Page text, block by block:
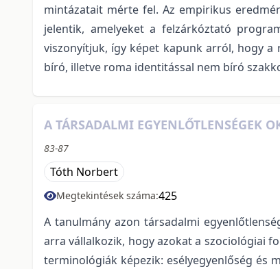
mintázatait mérte fel. Az empirikus
jelentik, amelyeket a felzárkóztató
viszonyítjuk, így képet kapunk arról, hogy
bíró, illetve roma identitással nem bíró
A TÁRSADALMI EGYENLŐTLENSÉGEK
83-87
Tóth Norbert
Megtekintések száma:425
A tanulmány azon társadalmi
arra vállalkozik, hogy azokat a szociológiai
terminológiák képezik: esélyegyenlőség és